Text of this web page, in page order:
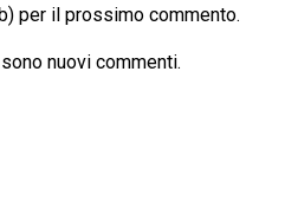
per il prossimo commento.
nuovi commenti.